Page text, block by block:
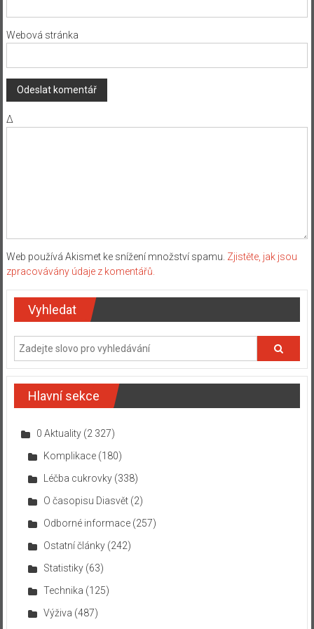
Webová stránka
Δ
Web používá Akismet ke snížení množství spamu. Zjistěte, jak jsou
zpracovávány údaje z komentářů.
Vyhledat
Hlavní sekce
0 Aktuality(2 327)
Komplikace(180)
Léčba cukrovky(338)
O časopisu Diasvět(2)
Odborné informace(257)
Ostatní články(242)
Statistiky(63)
Technika (125)
Výživa (487)